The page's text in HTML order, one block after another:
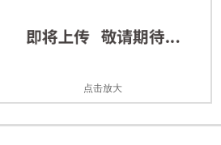
点击放大